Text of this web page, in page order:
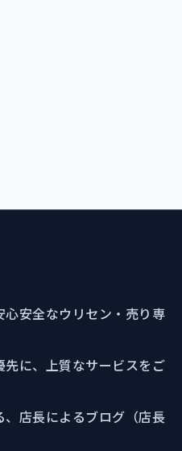
安全なウリセン・売り専
に、上質なサービスをご
店長によるブログ（店長